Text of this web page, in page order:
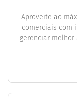
Aproveite ao
comerciais com
gerenciar